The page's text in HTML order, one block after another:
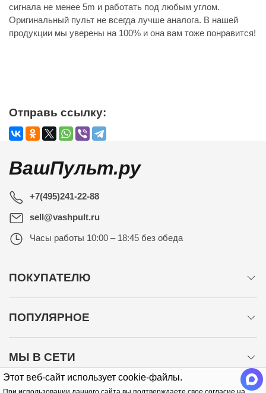
Этот веб-сайт использует cookie-файлы.
сигнала не менее 5m и работать под любым углом.
Оригинальный пульт не всегда лучше аналога. В нашей
продукции мы уверены на 100% и она вам тоже понравится!
Отправь ссылку:
ВашПульт.ру
+7(495)241-22-88
sell@vashpult.ru
Часы работы 10:00 – 18:45 без обеда
ПОКУПАТЕЛЮ
ПОПУЛЯРНОЕ
МЫ В СЕТИ